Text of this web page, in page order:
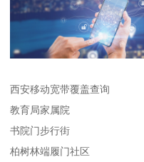
西安移动宽带覆盖查询
教育局家属院
书院门步行街
柏树林端履门社区